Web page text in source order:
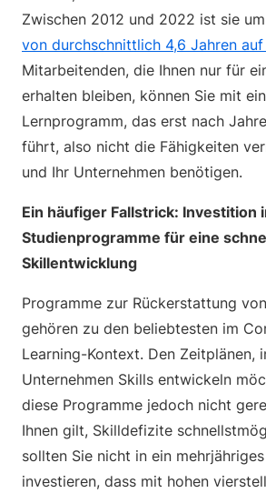
Zwischen 2012 und 2022 ist sie um
von durchschnittlich 4,6 Jahren auf
Mitarbeitenden, die Ihnen nur für
erhalten bleiben, können Sie mit
Lernprogramm, das erst nach
führt, also nicht die Fähigkeiten
und Ihr Unternehmen benötigen.
Ein häufiger Fallstrick: Investition
Studienprogramme für eine
Skillentwicklung
Programme zur Rückerstattung
gehören zu den beliebtesten im
Learning-Kontext. Den Zeitplänen,
Unternehmen Skills entwickeln
diese Programme jedoch nicht
Ihnen gilt, Skilldefizite
sollten Sie nicht in ein
investieren, dass mit hohen